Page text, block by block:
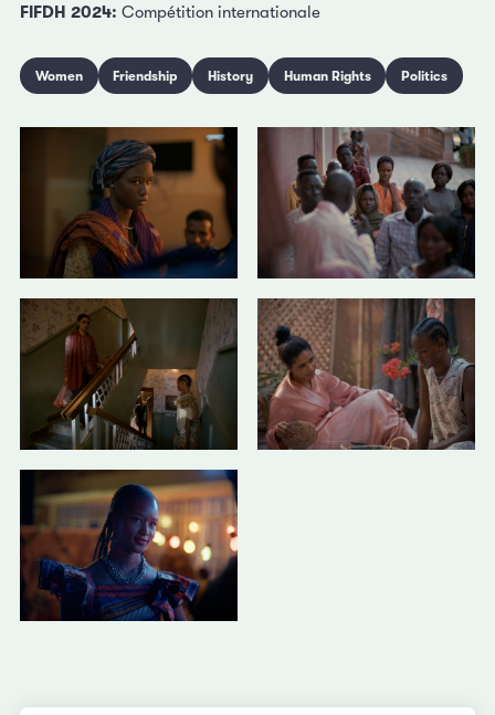
FIFDH 2024: Compétition internationale
Women Friendship History Human Rights Politics